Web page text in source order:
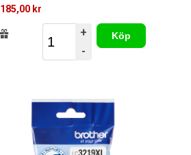
185,00 kr
+
-
Köp